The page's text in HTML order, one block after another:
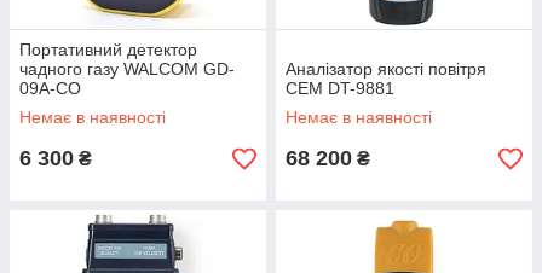
Портативний детектор
чадного газу WALCOM GD-
09A-CO
Немає в наявності
6 300 ₴
Аналізатор якості повітря
CEM DT-9881
Немає в наявності
68 200 ₴